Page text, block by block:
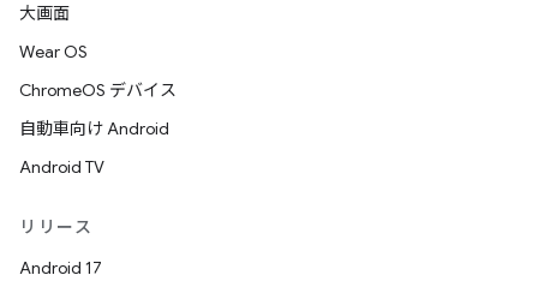
大画面
Wear OS
ChromeOS デバイス
自動車向け Android
Android TV
リリース
Android 17